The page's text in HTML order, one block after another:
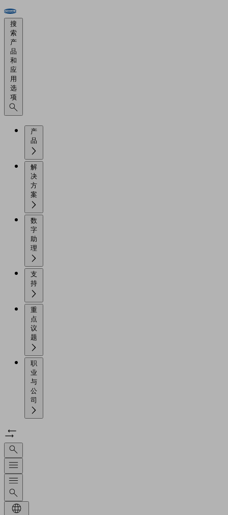
搜
索
产
品
和
应
用
选
项
产
解
决
方
数
字
助
支
重
点
议
职
业
与
公